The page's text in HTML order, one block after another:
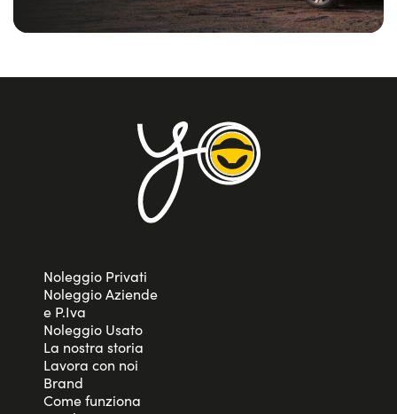
Noleggio Privati
Noleggio Aziende
e P.Iva
Noleggio Usato
La nostra storia
Lavora con noi
Brand
Come funziona